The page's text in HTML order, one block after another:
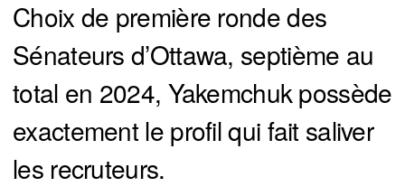
Choix de première ronde des
Sénateurs d’Ottawa, septième au
total en 2024, Yakemchuk possède
exactement le profil qui fait saliver
les recruteurs.